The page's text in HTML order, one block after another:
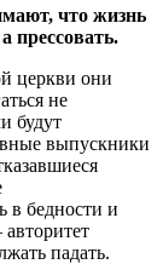
что жизнь
прессовать.
церкви они
не
будут
выпускники
в бедности и
падать.